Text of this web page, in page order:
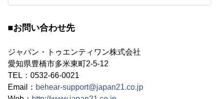
■お問い合わせ先
ジャパン・トゥエンティワン株式会社
愛知県豊橋市多米東町2-5-12
TEL：0532-66-0021
Email： behear-support@japan21.co.jp